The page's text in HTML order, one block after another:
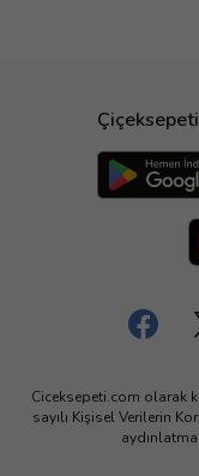
Ciceksepeti.com olarak
sayılı Kişisel Verilerin